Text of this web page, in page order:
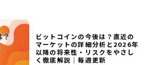
ビットコインの今後は？直近の
マーケットの詳細分析と2026年
以降の将来性・リスクをやさし
く徹底解説｜毎週更新